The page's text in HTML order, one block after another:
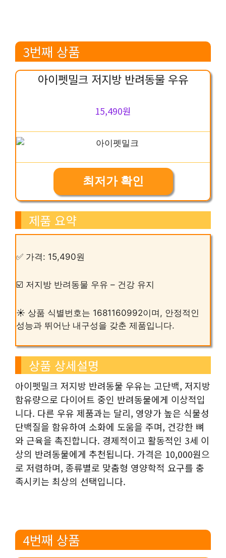
3번째 상품
아이펫밀크 저지방 반려동물 우유
15,490원
최저가 확인
제품 요약
✅ 가격: 15,490원
☑️ 저지방 반려동물 우유 – 건강 유지
☀️ 상품 식별번호는 1681160992이며, 안정적인
성능과 뛰어난 내구성을 갖춘 제품입니다.
상품 상세설명
아이펫밀크 저지방 반려동물 우유는 고단백, 저지방
함유량으로 다이어트 중인 반려동물에게 이상적입
니다. 다른 우유 제품과는 달리, 영양가 높은 식물성
단백질을 함유하여 소화에 도움을 주며, 건강한 뼈
와 근육을 촉진합니다. 경제적이고 활동적인 3세 이
상의 반려동물에게 추천됩니다. 가격은 10,000원으
로 저렴하며, 종류별로 맞춤형 영양학적 요구를 충
족시키는 최상의 선택입니다.
4번째 상품